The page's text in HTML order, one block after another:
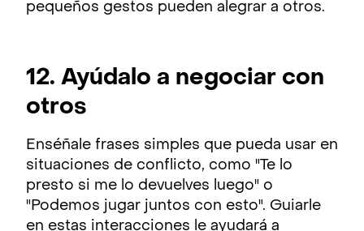
pequeños gestos pueden alegrar a otros.
12. Ayúdalo a negociar con
otros
Enséñale frases simples que pueda usar en
situaciones de conflicto, como "Te lo
presto si me lo devuelves luego" o
"Podemos jugar juntos con esto". Guiarle
en estas interacciones le ayudará a